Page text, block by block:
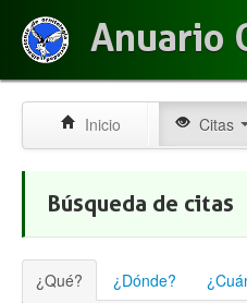
Anuario
Inicio Citas
Búsqueda de citas
¿Qué? ¿Dónde?